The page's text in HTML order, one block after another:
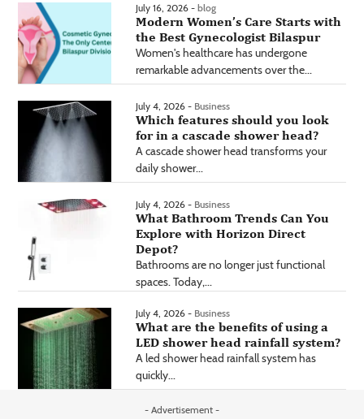
July 16, 2026 - blog
Modern Women’s Care Starts with
the Best Gynecologist Bilaspur
Women's healthcare has undergone
remarkable advancements over the...
July 4, 2026 - Business
Which features should you look
for in a cascade shower head?
A cascade shower head transforms your
daily shower...
July 4, 2026 - Business
What Bathroom Trends Can You
Explore with Horizon Direct
Depot?
Bathrooms are no longer just functional
spaces. Today,...
July 4, 2026 - Business
What are the benefits of using a
LED shower head rainfall system?
A led shower head rainfall system has
quickly...
- Advertisement -